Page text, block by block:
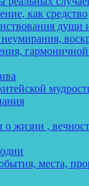
как средство
души
о жизни ,
места,